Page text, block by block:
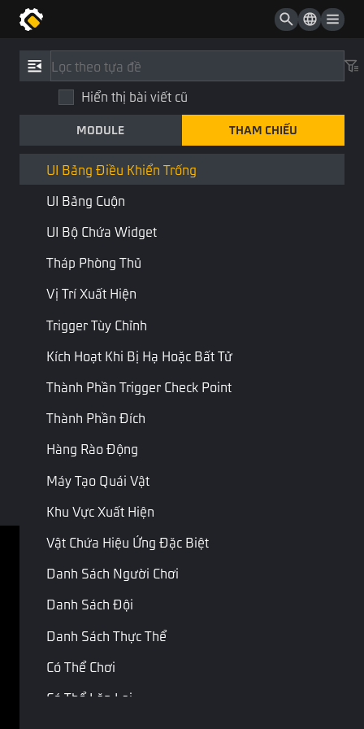
Hiển thị bài viết cũ
MODULE THAM CHIẾU
UI Widget TouchPad
UI Widget Cần Điều Khiển
UI Bảng Điều Khiển
UI Bảng Điều Khiển Trống
UI Bảng Cuộn
UI Bộ Chứa Widget
Tháp Phòng Thủ
Vị Trí Xuất Hiện
Trigger Tùy Chỉnh
Kích Hoạt Khi Bị Hạ Hoặc Bất Tử
Thành Phần Trigger Check Point
Thành Phần Đích
Hàng Rào Động
Máy Tạo Quái Vật
Khu Vực Xuất Hiện
Vật Chứa Hiệu Ứng Đặc Biệt
Danh Sách Người Chơi
Danh Sách Đội
Danh Sách Thực Thể
Có Thể Chơi
Có Thể Lặp Lại
Tham Chiếu / Loại
UI bảng điều khiển trống
UIPanelEmpty
Giao diện HUD Thành phần
Kết hợp: UI bảng điều khiển
Thực thể bảng điều khiển UI, UI mà người chơi chỉnh sửa thông
qua trình chỉnh sửa UI
Trang Cuối
Điều khoản dịch vụ
Chính sách riêng tư
Thỏa thuận & điều kiện
Bản quyền © Garena Online. Nhãn hiệu thuộc về các